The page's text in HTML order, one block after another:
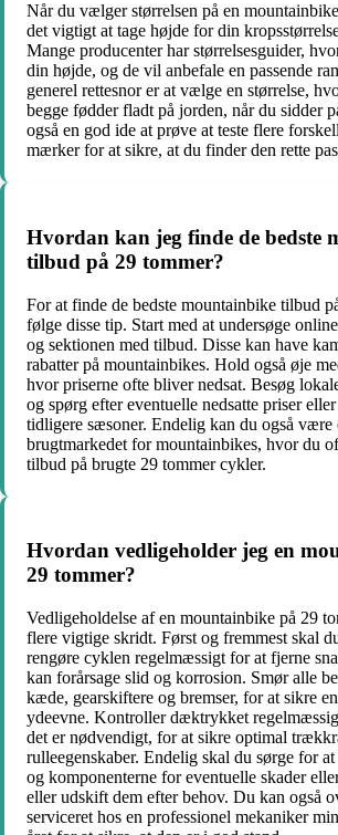
Når du vælger størrelsen på en
det vigtigt at tage højde for din
Mange producenter har størrelsesguider,
din højde, og de vil anbefale en passende
generel rettesnor er at vælge en størrelse,
begge fødder fladt på jorden, når du sidder
også en god ide at prøve at teste flere
mærker for at sikre, at du finder den rette
Hvordan kan jeg finde de bedste
tilbud på 29 tommer?
For at finde de bedste mountainbike tilbud
følge disse tip. Start med at undersøge
og sektionen med tilbud. Disse kan have
rabatter på mountainbikes. Hold også øje
hvor priserne ofte bliver nedsat. Besøg
og spørg efter eventuelle nedsatte priser
tidligere sæsoner. Endelig kan du også
brugtmarkedet for mountainbikes, hvor du
tilbud på brugte 29 tommer cykler.
Hvordan vedligeholder jeg en
29 tommer?
Vedligeholdelse af en mountainbike på 29
flere vigtige skridt. Først og fremmest skal
rengøre cyklen regelmæssigt for at fjerne
kan forårsage slid og korrosion. Smør alle
kæde, gearskiftere og bremser, for at sikre
ydeevne. Kontroller dæktrykket
det er nødvendigt, for at sikre optimal
rulleegenskaber. Endelig skal du sørge for
og komponenterne for eventuelle skader
eller udskift dem efter behov. Du kan også
serviceret hos en professionel mekaniker